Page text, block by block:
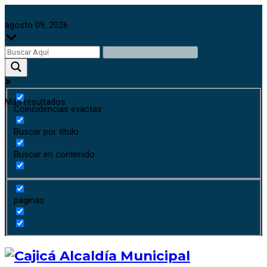
agosto 09, 2026
Más resultados
Coincidencias exactas
Buscar por título
Buscar en contenido
paginas